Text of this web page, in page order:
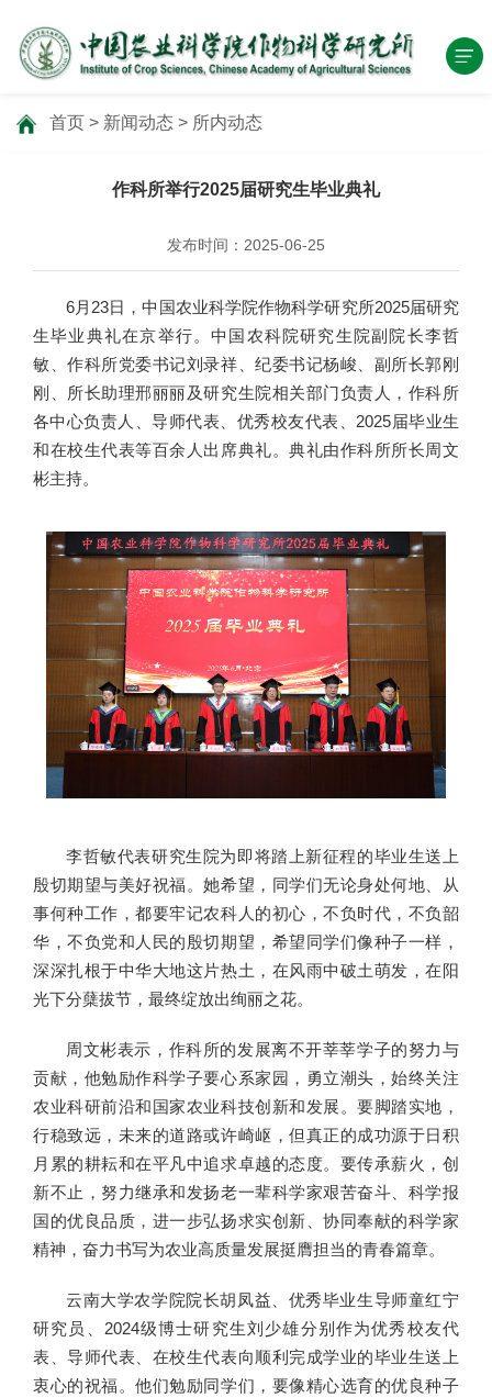
首页 > 新闻动态 > 所内动态
作科所举行2025届研究生毕业典礼
发布时间：2025-06-25
6月23日，中国农业科学院作物科学研究所2025届研究
生毕业典礼在京举行。中国农科院研究生院副院长李哲
敏、作科所党委书记刘录祥、纪委书记杨峻、副所长郭刚
刚、所长助理邢丽丽及研究生院相关部门负责人，作科所
各中心负责人、导师代表、优秀校友代表、2025届毕业生
和在校生代表等百余人出席典礼。典礼由作科所所长周文
彬主持。
李哲敏代表研究生院为即将踏上新征程的毕业生送上
殷切期望与美好祝福。她希望，同学们无论身处何地、从
事何种工作，都要牢记农科人的初心，不负时代，不负韶
华，不负党和人民的殷切期望，希望同学们像种子一样，
深深扎根于中华大地这片热土，在风雨中破土萌发，在阳
光下分蘖拔节，最终绽放出绚丽之花。
周文彬表示，作科所的发展离不开莘莘学子的努力与
贡献，他勉励作科学子要心系家园，勇立潮头，始终关注
农业科研前沿和国家农业科技创新和发展。要脚踏实地，
行稳致远，未来的道路或许崎岖，但真正的成功源于日积
月累的耕耘和在平凡中追求卓越的态度。要传承薪火，创
新不止，努力继承和发扬老一辈科学家艰苦奋斗、科学报
国的优良品质，进一步弘扬求实创新、协同奉献的科学家
精神，奋力书写为农业高质量发展挺膺担当的青春篇章。
云南大学农学院院长胡凤益、优秀毕业生导师童红宁
研究员、2024级博士研究生刘少雄分别作为优秀校友代
表、导师代表、在校生代表向顺利完成学业的毕业生送上
衷心的祝福。他们勉励同学们，要像精心选育的优良种子